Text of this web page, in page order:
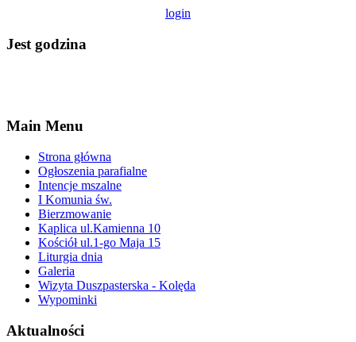
login
Jest godzina
Main Menu
Strona główna
Ogłoszenia parafialne
Intencje mszalne
I Komunia św.
Bierzmowanie
Kaplica ul.Kamienna 10
Kościół ul.1-go Maja 15
Liturgia dnia
Galeria
Wizyta Duszpasterska - Kolęda
Wypominki
Aktualności